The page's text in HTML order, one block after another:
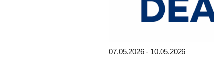
07.05.2026 - 10.05.2026